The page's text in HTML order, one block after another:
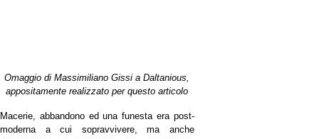
Omaggio di Massimiliano Gissi a Daltanious,
appositamente realizzato per questo articolo
Macerie, abbandono ed una funesta era post-
moderna a cui sopravvivere, ma anche